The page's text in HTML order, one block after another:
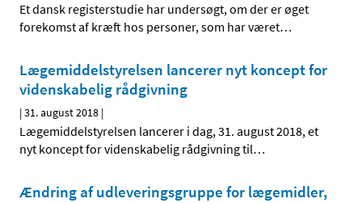
Et dansk registerstudie har undersøgt, om der er øget
forekomst af kræft hos personer, som har været…
Lægemiddelstyrelsen lancerer nyt koncept for
videnskabelig rådgivning
|31. august 2018 |
Lægemiddelstyrelsen lancerer i dag, 31. august 2018, et
nyt koncept for videnskabelig rådgivning til…
Ændring af udleveringsgruppe for lægemidler,